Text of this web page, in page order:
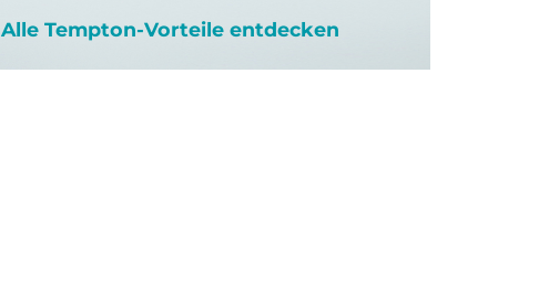
Alle Tempton-Vorteile entdecken